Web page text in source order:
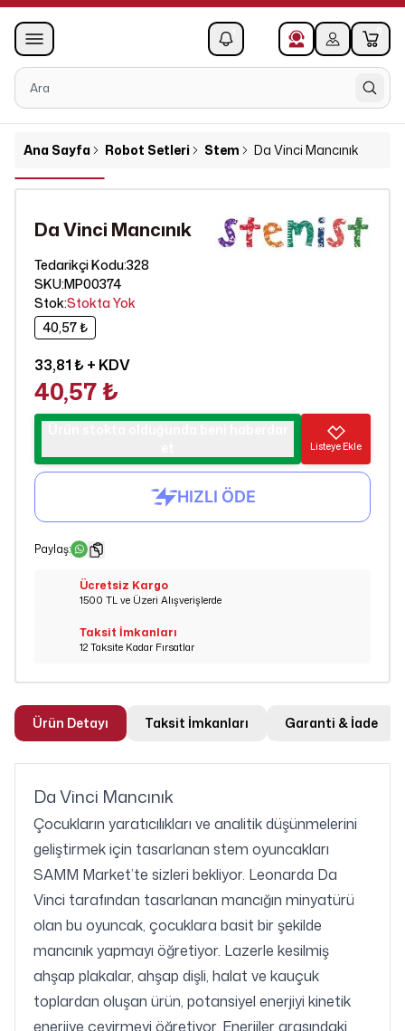
0
Ana Sayfa Robot Setleri Stem Da Vinci Mancınık
Da Vinci Mancınık
Tedarikçi Kodu:328
SKU:MP00374
Stok:Stokta Yok
40,57 ₺
33,81 ₺+ KDV
40,57 ₺
Listeye Ekle
Paylaş:
Ücretsiz Kargo
1500 TL ve Üzeri Alışverişlerde
Taksit İmkanları
12 Taksite Kadar Fırsatlar
Ürün Detayı Taksit İmkanları Garanti & İade
Da Vinci Mancınık
Çocukların yaratıcılıkları ve analitik düşünmelerini
geliştirmek için tasarlanan stem oyuncakları
SAMM Market’te sizleri bekliyor. Leonarda Da
Vinci tarafından tasarlanan mancığın minyatürü
olan bu oyuncak, çocuklara basit bir şekilde
mancınık yapmayı öğretiyor. Lazerle kesilmiş
ahşap plakalar, ahşap dişli, halat ve kauçuk
toplardan oluşan ürün, potansiyel enerjiyi kinetik
enerjiye çevirmeyi öğretiyor. Enerjiler arasındaki